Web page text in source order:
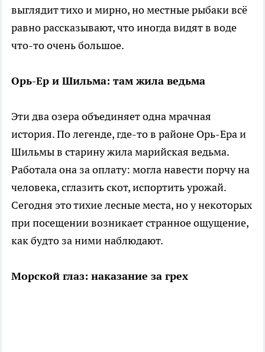
выглядит тихо и мирно, но местные рыбаки всё
равно рассказывают, что иногда видят в воде
что-то очень большое.
Орь-Ер и Шильма: там жила ведьма
Эти два озера объединяет одна мрачная
история. По легенде, где-то в районе Орь-Ера и
Шильмы в старину жила марийская ведьма.
Работала она за оплату: могла навести порчу на
человека, сглазить скот, испортить урожай.
Сегодня это тихие лесные места, но у некоторых
при посещении возникает странное ощущение,
как будто за ними наблюдают.
Морской глаз: наказание за грех